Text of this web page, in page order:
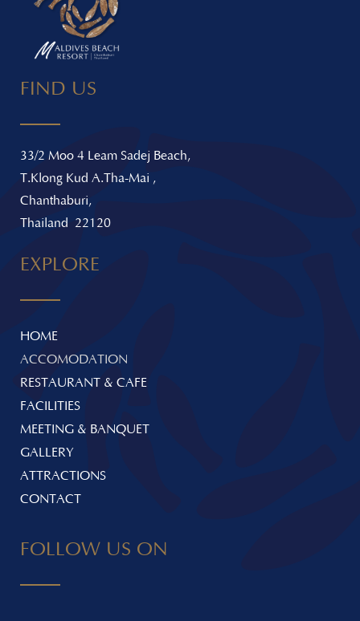
FIND US
33/2 Moo 4 Leam Sadej Beach,
T.Klong Kud A.Tha-Mai ,
Chanthaburi,
Thailand 22120
EXPLORE
HOME
ACCOMODATION
RESTAURANT & CAFE
FACILITIES
MEETING & BANQUET
GALLERY
ATTRACTIONS
CONTACT
FOLLOW US ON